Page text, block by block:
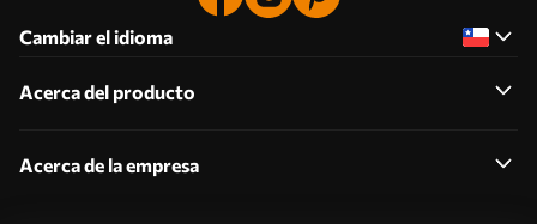
Cambiar el idioma
Acerca del producto
Acerca de la empresa